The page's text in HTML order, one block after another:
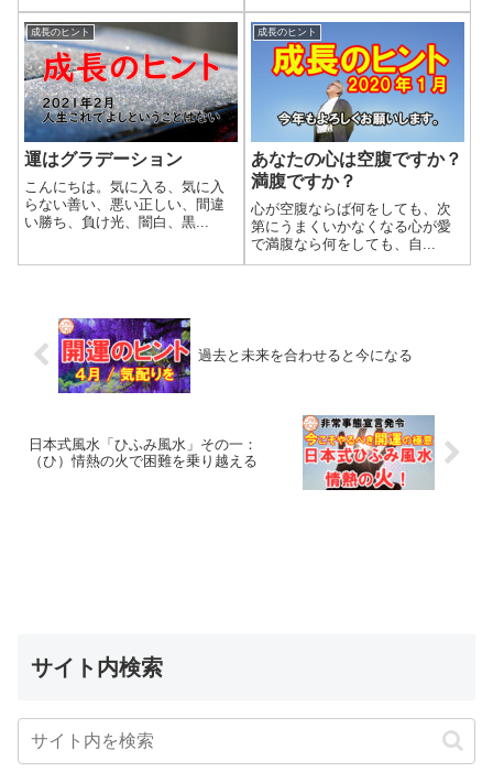
成長のヒント
運はグラデーション
こんにちは。気に入る、気に入
らない善い、悪い正しい、間違
い勝ち、負け光、闇白、黒...
成長のヒント
あなたの心は空腹ですか？
満腹ですか？
心が空腹ならば何をしても、次
第にうまくいかなくなる心が愛
で満腹なら何をしても、自...
過去と未来を合わせると今になる
日本式風水「ひふみ風水」その一：
（ひ）情熱の火で困難を乗り越える
サイト内検索